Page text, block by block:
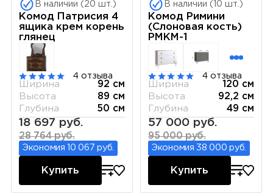
В наличии (20 шт.)
Комод Патрисия 4
ящика крем корень
глянец
4 отзыва
Ширина
92 см
Высота
89 см
Глубина
50 см
18 697 руб.
28 764 руб.
Экономия 10 067 руб.
Купить
В наличии (10 шт.)
Комод Римини
(Слоновая кость)
РМКМ-1
4 отзыва
Ширина
120 см
Высота
92,2 см
Глубина
49 см
57 000 руб.
95 000 руб.
Экономия 38 000 руб.
Купить